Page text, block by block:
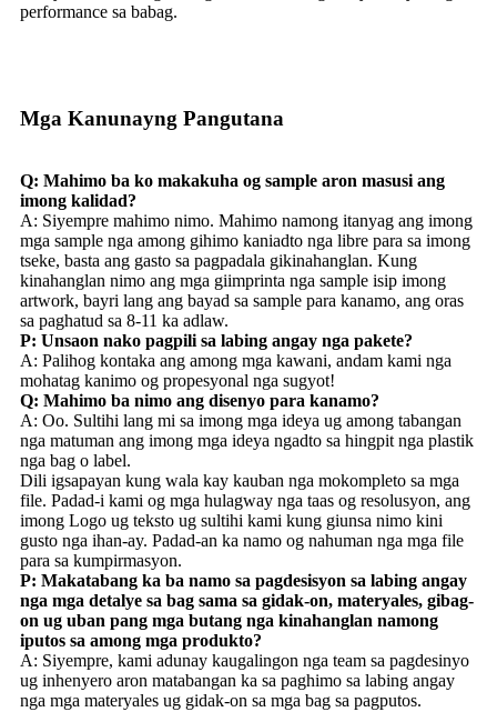
performance sa babag.
Mga Kanunayng Pangutana
Q: Mahimo ba ko makakuha og sample aron masusi ang
imong kalidad?
A: Siyempre mahimo nimo. Mahimo namong itanyag ang imong
mga sample nga among gihimo kaniadto nga libre para sa imong
tseke, basta ang gasto sa pagpadala gikinahanglan. Kung
kinahanglan nimo ang mga giimprinta nga sample isip imong
artwork, bayri lang ang bayad sa sample para kanamo, ang oras
sa paghatud sa 8-11 ka adlaw.
P: Unsaon nako pagpili sa labing angay nga pakete?
A: Palihog kontaka ang among mga kawani, andam kami nga
mohatag kanimo og propesyonal nga sugyot!
Q: Mahimo ba nimo ang disenyo para kanamo?
A: Oo. Sultihi lang mi sa imong mga ideya ug among tabangan
nga matuman ang imong mga ideya ngadto sa hingpit nga plastik
nga bag o label.
Dili igsapayan kung wala kay kauban nga mokompleto sa mga
file. Padad-i kami og mga hulagway nga taas og resolusyon, ang
imong Logo ug teksto ug sultihi kami kung giunsa nimo kini
gusto nga ihan-ay. Padad-an ka namo og nahuman nga mga file
para sa kumpirmasyon.
P: Makatabang ka ba namo sa pagdesisyon sa labing angay
nga mga detalye sa bag sama sa gidak-on, materyales, gibag-
on ug uban pang mga butang nga kinahanglan namong
iputos sa among mga produkto?
A: Siyempre, kami adunay kaugalingon nga team sa pagdesinyo
ug inhenyero aron matabangan ka sa paghimo sa labing angay
nga mga materyales ug gidak-on sa mga bag sa pagputos.